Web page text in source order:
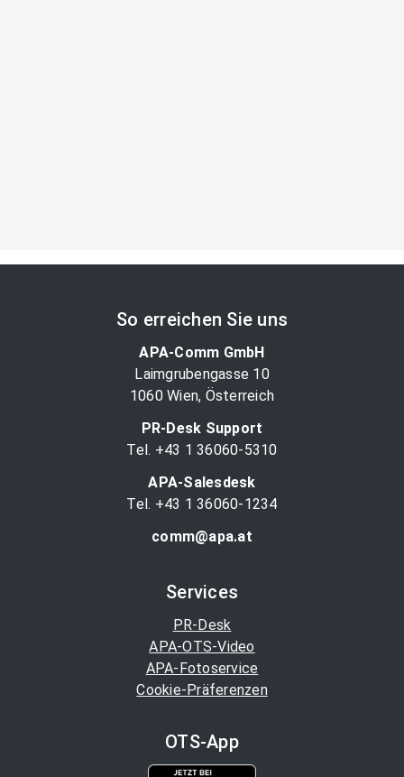
So erreichen Sie uns
APA-Comm GmbH
Laimgrubengasse 10
1060 Wien, Österreich
PR-Desk Support
Tel. +43 1 36060-5310
APA-Salesdesk
Tel. +43 1 36060-1234
comm@apa.at
Services
PR-Desk
APA-OTS-Video
APA-Fotoservice
Cookie-Präferenzen
OTS-App